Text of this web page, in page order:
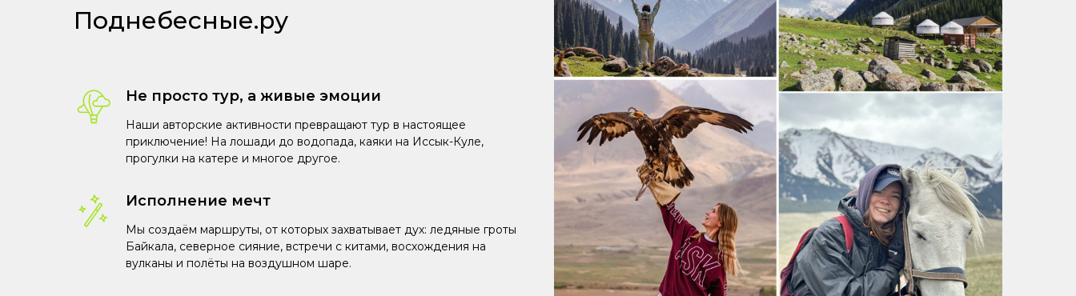
Поднебесные.ру
Не просто тур, а живые эмоции
Наши авторские активности превращают тур в настоящее
приключение! На лошади до водопада, каяки на Иссык-Куле,
прогулки на катере и многое другое.
Исполнение мечт
Мы создаём маршруты, от которых захватывает дух: ледяные гроты
Байкала, северное сияние, встречи с китами, восхождения на
вулканы и полёты на воздушном шаре.